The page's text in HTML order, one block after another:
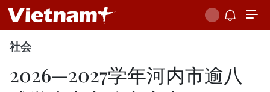
社会
2026—2027学年河内市逾八